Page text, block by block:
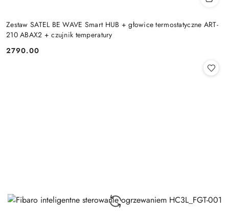
Zestaw SATEL BE WAVE Smart HUB + głowice termostatyczne ART-
210 ABAX2 + czujnik temperatury
Cena:
2790.00